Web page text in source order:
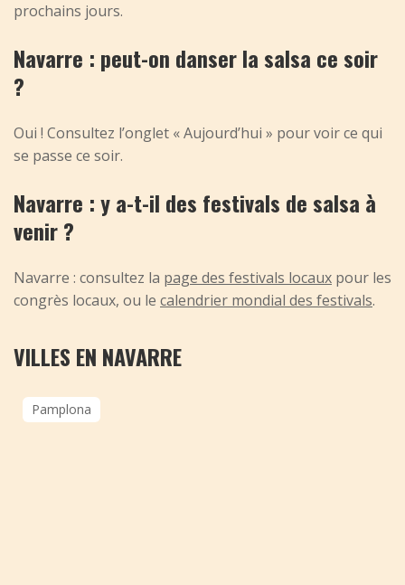
prochains jours.
Navarre : peut-on danser la salsa ce soir
?
Oui ! Consultez l’onglet « Aujourd’hui » pour voir ce qui
se passe ce soir.
Navarre : y a-t-il des festivals de salsa à
venir ?
Navarre : consultez la page des festivals locaux pour les
congrès locaux, ou le calendrier mondial des festivals.
VILLES EN NAVARRE
Pamplona